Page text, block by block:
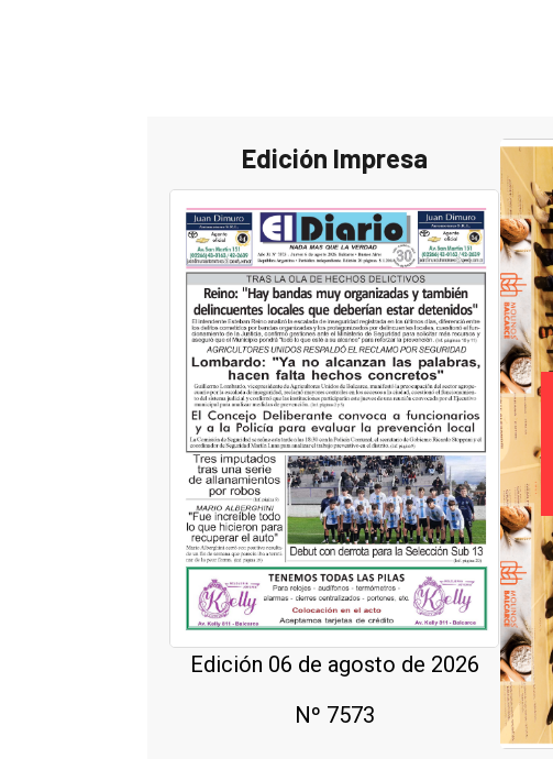
Edición Impresa
Edición 06 de agosto de 2026
Nº 7573